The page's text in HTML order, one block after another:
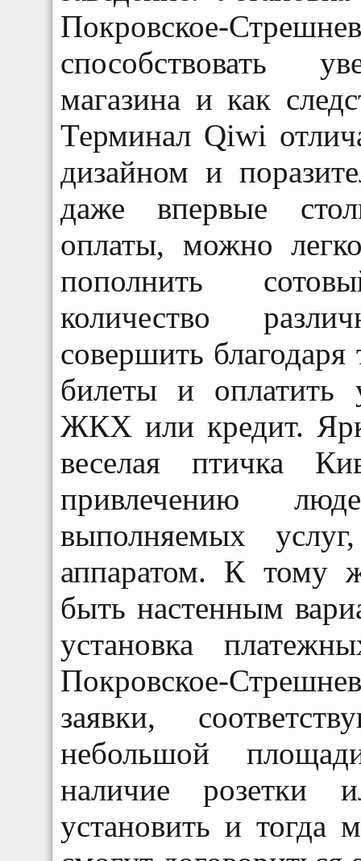
Покровское-
способствовать
магазина и как
Терминал Qiwi
дизайном и
даже впервые
оплаты, можно
пополнить
количество
совершить благодаря
билеты и оплатить
ЖКХ или кредит.
веселая птичка
привлечению
выполняемых
аппаратом. К тому
быть настенным
установка
Покровское-
заявки,
небольшой
наличие розетки
установить и тогда